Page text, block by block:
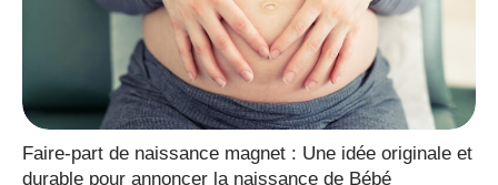
Faire-part de naissance magnet : Une idée originale et
durable pour annoncer la naissance de Bébé